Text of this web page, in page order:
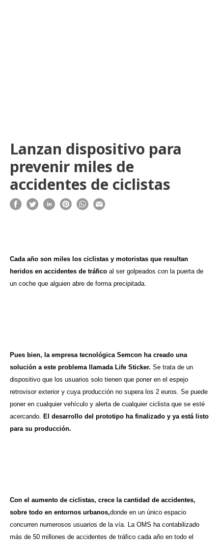
Lanzan dispositivo para
prevenir miles de
accidentes de ciclistas
Cada año son miles los ciclistas y motoristas que resultan
heridos en accidentes de tráfico al ser golpeados con la puerta de
un coche que alguien abre de forma precipitada.
Pues bien, la empresa tecnológica Semcon ha creado una
solución a este problema llamada Life Sticker. Se trata de un
dispositivo que los usuarios solo tienen que poner en el espejo
retrovisor exterior y cuya producción no supera los 2 euros. Se puede
poner en cualquier vehículo y alerta de cualquier ciclista que se esté
acercando. El desarrollo del prototipo ha finalizado y ya está listo
para su producción.
Con el aumento de ciclistas, crece la cantidad de accidentes,
sobre todo en entornos urbanos,donde en un único espacio
concurren numerosos usuarios de la vía. La OMS ha contabilizado
más de 50 millones de accidentes de tráfico cada año en todo el